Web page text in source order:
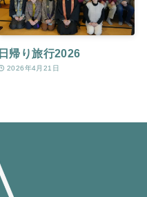
日帰り旅行2026
2026年4月21日